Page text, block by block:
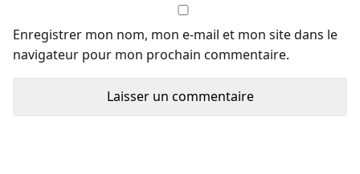
Enregistrer mon nom, mon e-mail et mon site dans le
navigateur pour mon prochain commentaire.